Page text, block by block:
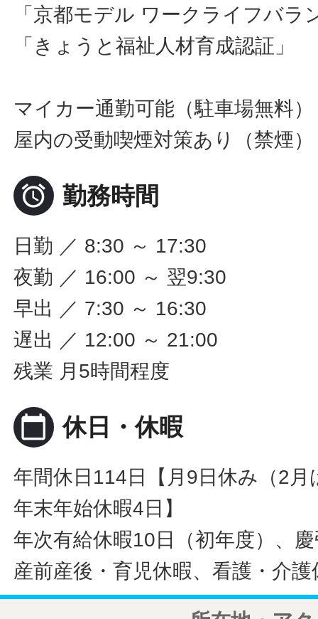
「京都モデル ワークライフバラ
「きょうと福祉人材育成認証」
マイカー通勤可能（駐車場無料）
屋内の受動喫煙対策あり（禁煙）
 勤務時間
日勤 ／ 8:30 ～ 17:30
夜勤 ／ 16:00 ～ 翌9:30
早出 ／ 7:30 ～ 16:30
遅出 ／ 12:00 ～ 21:00
残業 月5時間程度
calendar_today 休日・休暇
年間休日114日【月9日休み（2
年末年始休暇4日】
年次有給休暇10日（初年度）、
産前産後・育児休暇、看護・介